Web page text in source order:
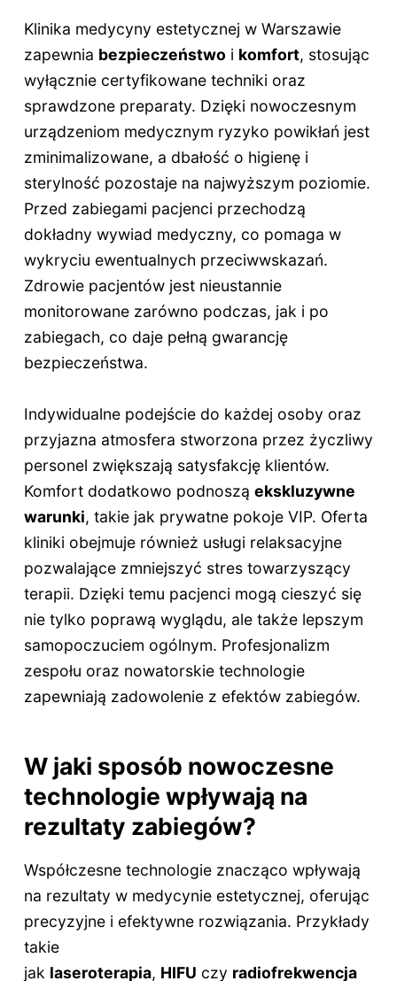
Klinika medycyny estetycznej w Warszawie
zapewnia bezpieczeństwo i komfort, stosując
wyłącznie certyfikowane techniki oraz
sprawdzone preparaty. Dzięki nowoczesnym
urządzeniom medycznym ryzyko powikłań jest
zminimalizowane, a dbałość o higienę i
sterylność pozostaje na najwyższym poziomie.
Przed zabiegami pacjenci przechodzą
dokładny wywiad medyczny, co pomaga w
wykryciu ewentualnych przeciwwskazań.
Zdrowie pacjentów jest nieustannie
monitorowane zarówno podczas, jak i po
zabiegach, co daje pełną gwarancję
bezpieczeństwa.
Indywidualne podejście do każdej osoby oraz
przyjazna atmosfera stworzona przez życzliwy
personel zwiększają satysfakcję klientów.
Komfort dodatkowo podnoszą ekskluzywne
warunki, takie jak prywatne pokoje VIP. Oferta
kliniki obejmuje również usługi relaksacyjne
pozwalające zmniejszyć stres towarzyszący
terapii. Dzięki temu pacjenci mogą cieszyć się
nie tylko poprawą wyglądu, ale także lepszym
samopoczuciem ogólnym. Profesjonalizm
zespołu oraz nowatorskie technologie
zapewniają zadowolenie z efektów zabiegów.
W jaki sposób nowoczesne
technologie wpływają na
rezultaty zabiegów?
Współczesne technologie znacząco wpływają
na rezultaty w medycynie estetycznej, oferując
precyzyjne i efektywne rozwiązania. Przykłady
takie
jak laseroterapia, HIFU czy radiofrekwencja